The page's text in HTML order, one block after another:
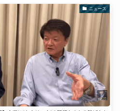
ニュース